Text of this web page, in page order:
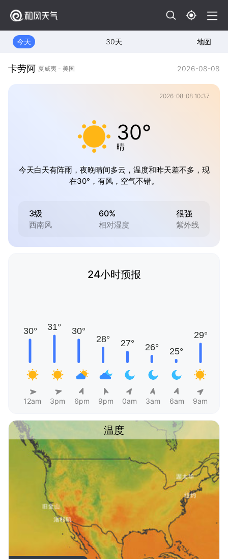
今天 30天 地图
卡劳阿 夏威夷 - 美国 2026-08-08
2026-08-08 10:37
30°
晴
今天白天有阵雨，夜晚晴间多云，温度和昨天差不多，现
在30°，有风，空气不错。
3级
西南风
60%
相对湿度
很强
紫外线
24小时预报
12am 3pm 6pm 9pm 0am 3am 6am 9am
温度